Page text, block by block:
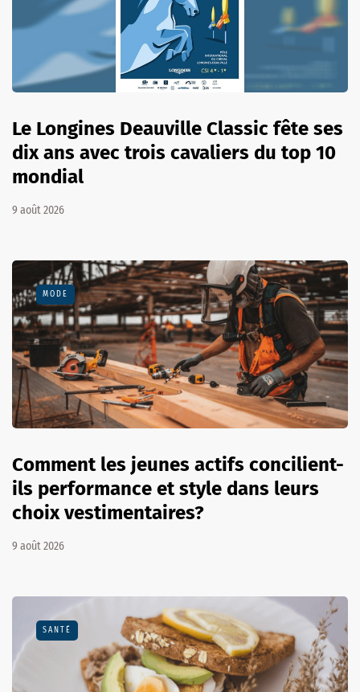
Le Longines Deauville Classic fête ses
dix ans avec trois cavaliers du top 10
mondial
9 août 2026
MODE
Comment les jeunes actifs concilient-
ils performance et style dans leurs
choix vestimentaires?
9 août 2026
SANTÉ